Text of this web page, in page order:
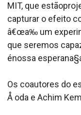
MIT, que
capturar o efeito
â€œa‰ um
que seremos
énossa
Os coautores do
Å oda e Achim